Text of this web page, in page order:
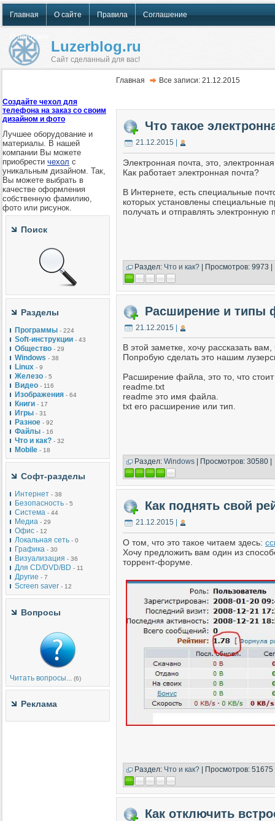
Главная О сайте Правила Соглашение
О логотипе
Luzerblog.ru
Сайт сделанный для вас!
Создайте чехол для
телефона на заказ со своим
дизайном и фото
Лучшее оборудование и
материалы. В нашей
компании Вы можете
приобрести чехол с
уникальным дизайном. Так,
Вы можете выбрать в
качестве оформления
собственную фамилию,
фото или рисунок.
Поиск
Разделы
Программы - 224
Soft-инструкции - 43
Общество - 29
Windows - 38
Linux - 9
Железо - 5
Видео - 116
Изображения - 64
Книги - 17
Игры - 31
Разное - 92
Файлы - 16
Что и как? - 32
Mobile - 18
Софт-разделы
Интернет - 38
Безопасность - 5
Система - 44
Медиа - 29
Офис - 12
Локальная сеть - 0
Графика - 30
Визуализация - 36
Для CD/DVD/BD - 11
Другие - 7
Screen saver - 12
Вопросы
Читать вопросы... (6)
Реклама
Главная Все записи: 21.12.2015
Что такое
21.12.2015
Электронная почта, это,
Как работает электронная почта?
В Интернете, есть специальные
которых установлены специальные
получать и отправлять электронную
Раздел: Что и как? | Просмотров: 9973 |
Расширение и типы
21.12.2015 |
В этой заметке, хочу рассказать
Попробую сделать это нашим
Расширение файла, это то, что
readme.txt
readme это имя файла.
txt его расширение или тип.
Раздел: Windows | Просмотров: 30580 |
Как поднять свой
21.12.2015
О том, что это такое читаем здесь:
Хочу предложить вам один из
торрент-форуме.
Раздел: Что и как? | Просмотров:
Как отключить